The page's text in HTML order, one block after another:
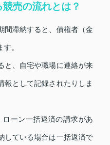
売の流れとは？
間滞納すると、債権者（金
。
と、自宅や職場に連絡が来
報として記録されたりしま
ーン一括返済の請求があ
している場合は一括返済で